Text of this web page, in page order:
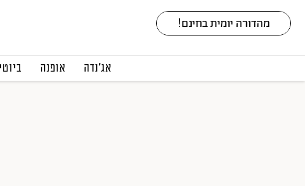
אג׳נדה אופנה